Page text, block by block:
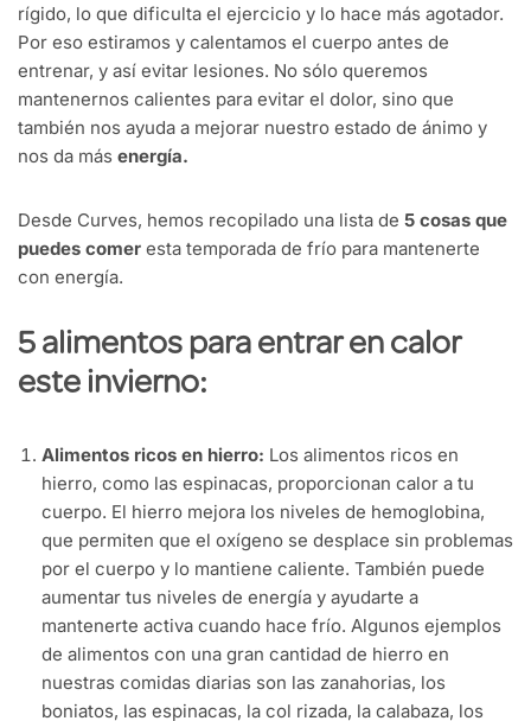
rígido, lo que dificulta el ejercicio y lo hace más agotador.
Por eso estiramos y calentamos el cuerpo antes de
entrenar, y así evitar lesiones. No sólo queremos
mantenernos calientes para evitar el dolor, sino que
también nos ayuda a mejorar nuestro estado de ánimo y
nos da más energía.
Desde Curves, hemos recopilado una lista de 5 cosas que
puedes comer esta temporada de frío para mantenerte
con energía.
5 alimentos para entrar en calor
este invierno:
Alimentos ricos en hierro: Los alimentos ricos en
hierro, como las espinacas, proporcionan calor a tu
cuerpo. El hierro mejora los niveles de hemoglobina,
que permiten que el oxígeno se desplace sin problemas
por el cuerpo y lo mantiene caliente. También puede
aumentar tus niveles de energía y ayudarte a
mantenerte activa cuando hace frío. Algunos ejemplos
de alimentos con una gran cantidad de hierro en
nuestras comidas diarias son las zanahorias, los
boniatos, las espinacas, la col rizada, la calabaza, los